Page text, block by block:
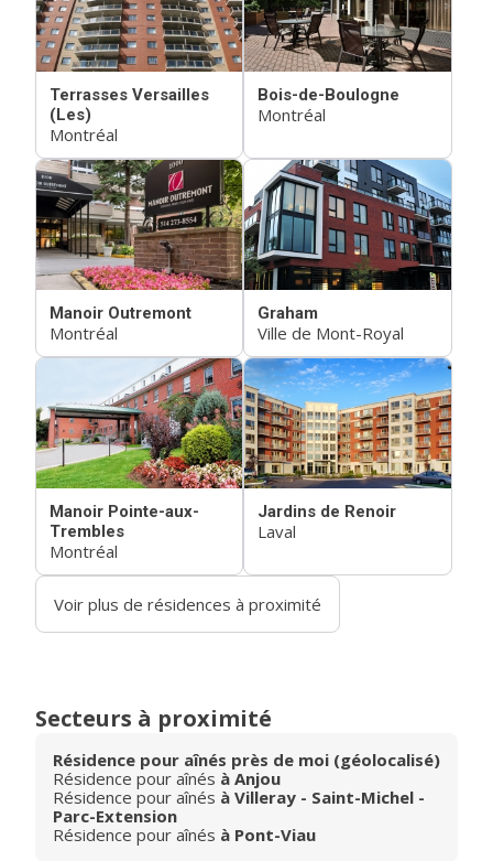
Terrasses Versailles
(Les)
Montréal
Bois-de-Boulogne
Montréal
Manoir Outremont
Montréal
Graham
Ville de Mont-Royal
Manoir Pointe-aux-
Trembles
Montréal
Jardins de Renoir
Laval
Voir plus de résidences à proximité
Secteurs à proximité
Résidence pour aînés près de moi (géolocalisé)
Résidence pour aînés à Anjou
Résidence pour aînés à Villeray - Saint-Michel -
Parc-Extension
Résidence pour aînés à Pont-Viau